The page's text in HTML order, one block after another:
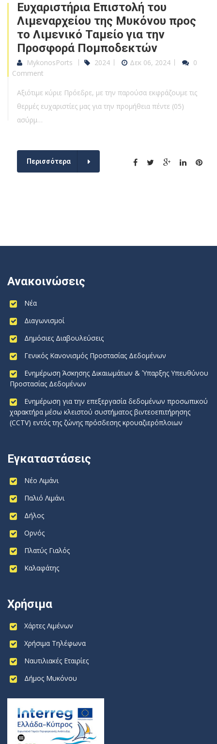
Ευχαριστήρια Επιστολή του
Λιμεναρχείου της Μυκόνου προς
το Λιμενικό Ταμείο για την
Προσφορά Πομποδεκτών
MykonosPorts 2024 Δεκ 06, 2024
0
Comment
Αξιότιμε κύριε Πρόεδρε, με την παρούσα εκφράζουμε τις
θερμές ευχαριστίες μας για την προμήθεια πέντε (05)
ασύρμ…
Περισσότερα
Ανακοινώσεις
Νέα
Διαγωνισμοί
Δημόσιες Διαβουλεύσεις
Γενικός Κανονισμός Προστασίας Δεδομένων
Ενημέρωση Άσκησης Δικαιωμάτων & Ύπαρξης Υπευθύνου
Προστασίας Δεδομένων
Ενημέρωση για την επεξεργασία δεδομένων προσωπικού
χαρακτήρα μέσω κλειστού συστήματος βιντεοεπιτήρησης
(CCTV) εντός της ζώνης πρόσδεσης κρουαζιερόπλοιων
Εγκαταστάσεις
Νέο Λιμάνι
Παλιό Λιμάνι
Δήλος
Ορνός
Πλατύς Γιαλός
Καλαφάτης
Χρήσιμα
Χάρτες Λιμένων
Χρήσιμα Τηλέφωνα
Ναυτιλιακές Εταιρίες
Δήμος Μυκόνου